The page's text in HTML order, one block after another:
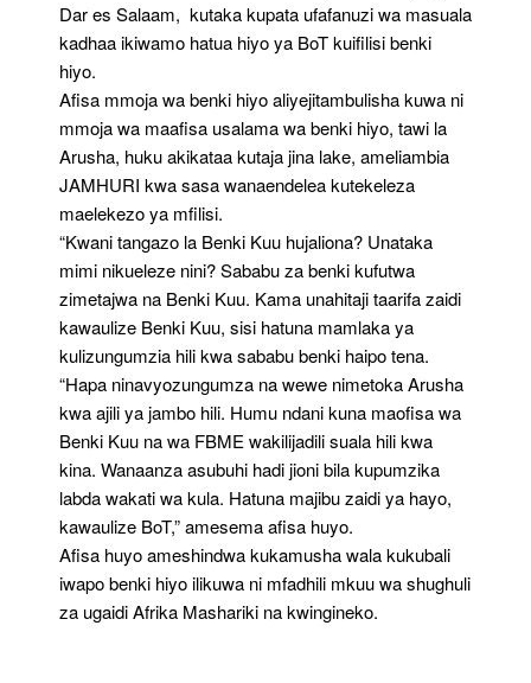
Dar es Salaam, kutaka kupata ufafanuzi wa masuala
kadhaa ikiwamo hatua hiyo ya BoT kuifilisi benki
hiyo.
Afisa mmoja wa benki hiyo aliyejitambulisha kuwa ni
mmoja wa maafisa usalama wa benki hiyo, tawi la
Arusha, huku akikataa kutaja jina lake, ameliambia
JAMHURI kwa sasa wanaendelea kutekeleza
maelekezo ya mfilisi.
“Kwani tangazo la Benki Kuu hujaliona? Unataka
mimi nikueleze nini? Sababu za benki kufutwa
zimetajwa na Benki Kuu. Kama unahitaji taarifa zaidi
kawaulize Benki Kuu, sisi hatuna mamlaka ya
kulizungumzia hili kwa sababu benki haipo tena.
“Hapa ninavyozungumza na wewe nimetoka Arusha
kwa ajili ya jambo hili. Humu ndani kuna maofisa wa
Benki Kuu na wa FBME wakilijadili suala hili kwa
kina. Wanaanza asubuhi hadi jioni bila kupumzika
labda wakati wa kula. Hatuna majibu zaidi ya hayo,
kawaulize BoT,” amesema afisa huyo.
Afisa huyo ameshindwa kukamusha wala kukubali
iwapo benki hiyo ilikuwa ni mfadhili mkuu wa shughuli
za ugaidi Afrika Mashariki na kwingineko.